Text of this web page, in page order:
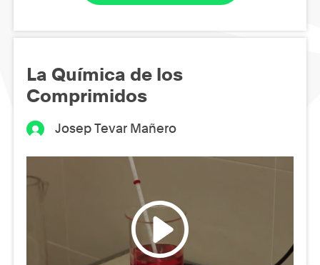
La Química de los
Comprimidos
Josep Tevar Mañero